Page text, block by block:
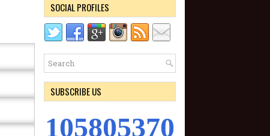
SOCIAL PROFILES
SUBSCRIBE US
105805370